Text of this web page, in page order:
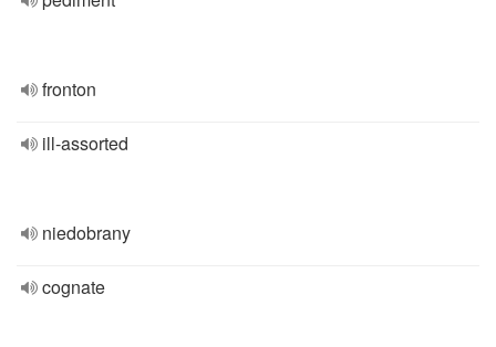
fronton
ill-assorted
niedobrany
cognate